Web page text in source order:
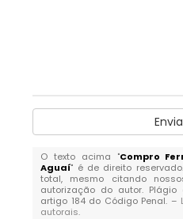
O texto acima "Compro
Aguaí" é de direito
total, mesmo citando
autorização do autor.
artigo 184 do Código Penal. –
autorais.